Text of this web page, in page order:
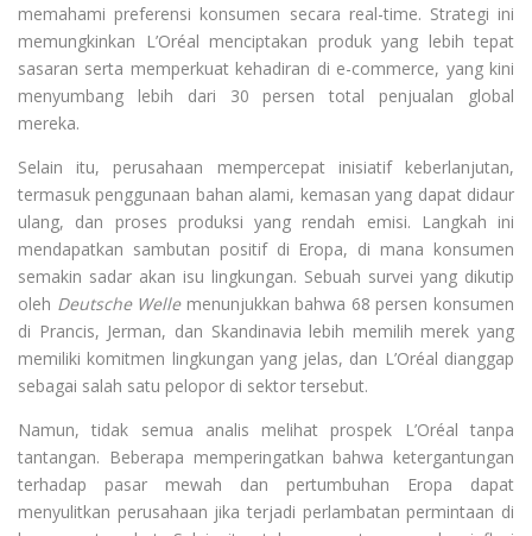
memahami preferensi konsumen secara real-time. Strategi ini
memungkinkan L’Oréal menciptakan produk yang lebih tepat
sasaran serta memperkuat kehadiran di e-commerce, yang kini
menyumbang lebih dari 30 persen total penjualan global
mereka.
Selain itu, perusahaan mempercepat inisiatif keberlanjutan,
termasuk penggunaan bahan alami, kemasan yang dapat didaur
ulang, dan proses produksi yang rendah emisi. Langkah ini
mendapatkan sambutan positif di Eropa, di mana konsumen
semakin sadar akan isu lingkungan. Sebuah survei yang dikutip
oleh Deutsche Wellemenunjukkan bahwa 68 persen konsumen
di Prancis, Jerman, dan Skandinavia lebih memilih merek yang
memiliki komitmen lingkungan yang jelas, dan L’Oréal dianggap
sebagai salah satu pelopor di sektor tersebut.
Namun, tidak semua analis melihat prospek L’Oréal tanpa
tantangan. Beberapa memperingatkan bahwa ketergantungan
terhadap pasar mewah dan pertumbuhan Eropa dapat
menyulitkan perusahaan jika terjadi perlambatan permintaan di